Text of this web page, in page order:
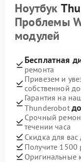
Ноутбук
Проблемы
модулей
Бесплатная
ремонта
Привезем и
собственной
Гарантия на
Thunderobot
Срочный
течении часа
Скидка для вас
Получите 1500
Оригинальные